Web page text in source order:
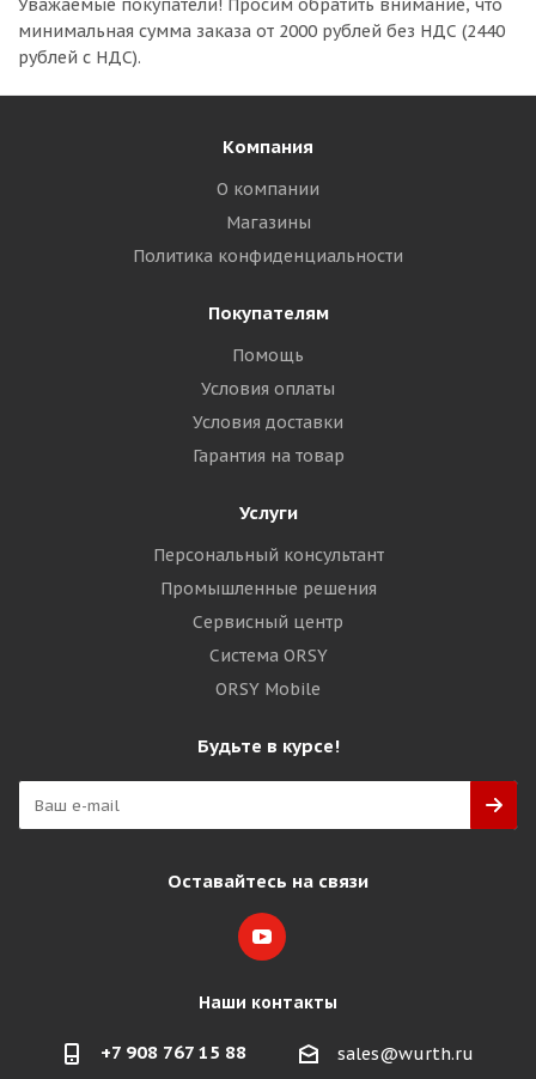
Уважаемые покупатели! Просим обратить внимание, что
минимальная сумма заказа от 2000 рублей без НДС (2440
рублей с НДС).
Компания
О компании
Магазины
Политика конфиденциальности
Покупателям
Помощь
Условия оплаты
Условия доставки
Гарантия на товар
Услуги
Персональный консультант
Промышленные решения
Сервисный центр
Система ORSY
ORSY Mobile
Будьте в курсе!
Оставайтесь на связи
Наши контакты
+7 908 767 15 88 sales@wurth.ru